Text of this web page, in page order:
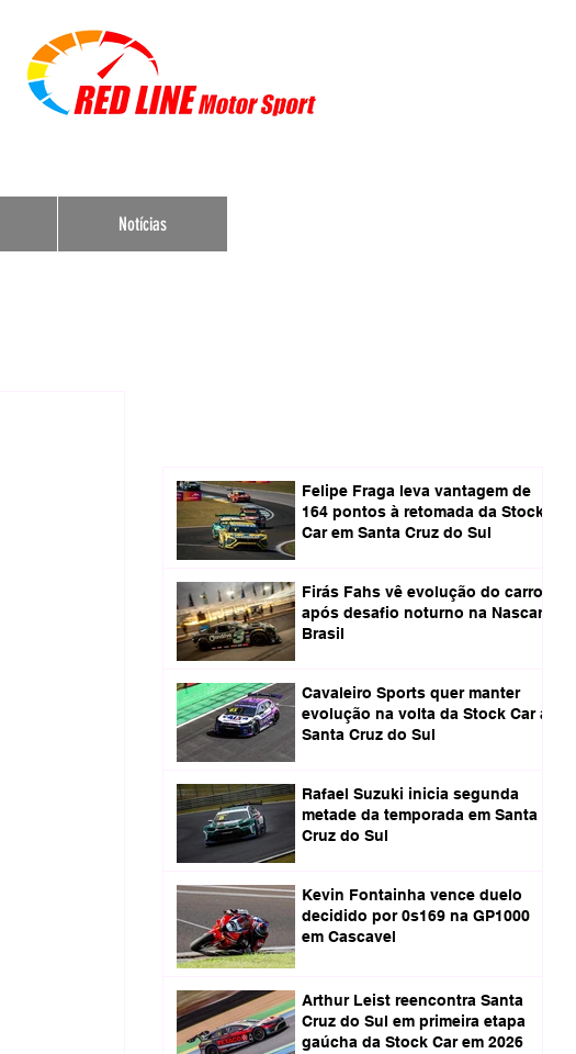
Notícias
Felipe Fraga leva vantagem de
164 pontos à retomada da Stock
Car em Santa Cruz do Sul
Firás Fahs vê evolução do carro
após desafio noturno na Nascar
Brasil
Cavaleiro Sports quer manter
evolução na volta da Stock Car a
Santa Cruz do Sul
Rafael Suzuki inicia segunda
metade da temporada em Santa
Cruz do Sul
Kevin Fontainha vence duelo
decidido por 0s169 na GP1000
em Cascavel
Arthur Leist reencontra Santa
Cruz do Sul em primeira etapa
gaúcha da Stock Car em 2026